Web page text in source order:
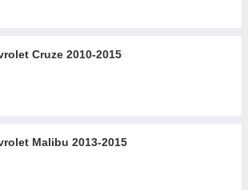
Cruze 2010-2015
Malibu 2013-2015